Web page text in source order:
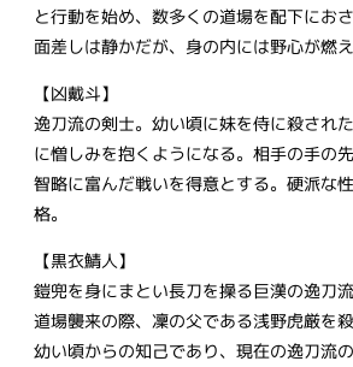
と行動を始め、数多くの道場を配下におさ
面差しは静かだが、身の内には野心が燃え
【凶戴斗】
逸刀流の剣士。幼い頃に妹を侍に殺され
に憎しみを抱くようになる。相手の手の
智略に富んだ戦いを得意とする。硬派な
格。
【黒衣鯖人】
鎧兜を身にまとい長刀を操る巨漢の逸刀
道場襲来の際、凜の父である浅野虎厳を
幼い頃からの知己であり、現在の逸刀流